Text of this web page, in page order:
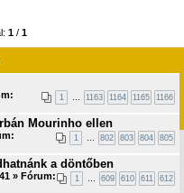
1/ 1
1 1163 1164 1165 1166
Mourinho ellen
1 802 803 804 805
a döntőben
1 609 610 611 612
» Fórum: